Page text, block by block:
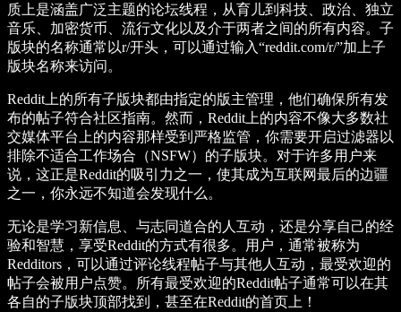
质上是涵盖广泛主题的论坛线程，从育儿到科技、政治、独立
音乐、加密货币、流行文化以及介于两者之间的所有内容。子
版块的名称通常以r/开头，可以通过输入“reddit.com/r/”加上子
版块名称来访问。
Reddit上的所有子版块都由指定的版主管理，他们确保所有发
布的帖子符合社区指南。然而，Reddit上的内容不像大多数社
交媒体平台上的内容那样受到严格监管，你需要开启过滤器以
排除不适合工作场合（NSFW）的子版块。对于许多用户来
说，这正是Reddit的吸引力之一，使其成为互联网最后的边疆
之一，你永远不知道会发现什么。
无论是学习新信息、与志同道合的人互动，还是分享自己的经
验和智慧，享受Reddit的方式有很多。用户，通常被称为
Redditors，可以通过评论线程帖子与其他人互动，最受欢迎的
帖子会被用户点赞。所有最受欢迎的Reddit帖子通常可以在其
各自的子版块顶部找到，甚至在Reddit的首页上！